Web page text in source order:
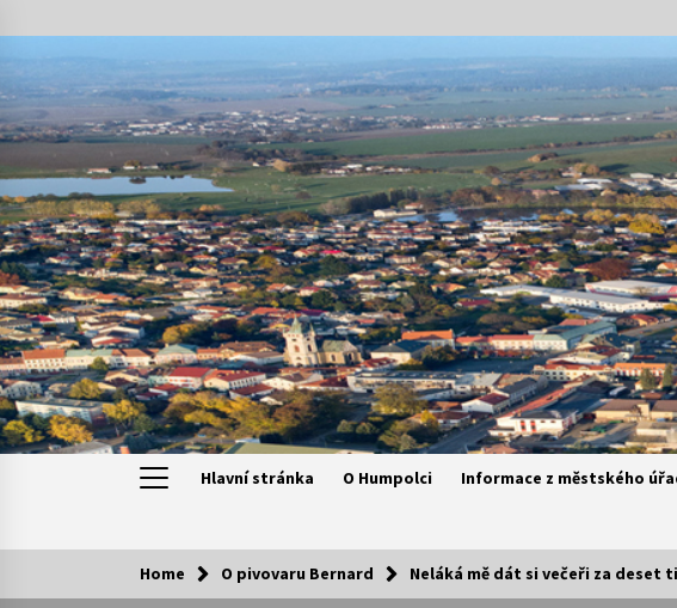
to
Hlavní stránka O Humpolci Informace z městského
Kam za kulturou?
Home O pivovaru Bernard Neláká mě dát si večeři za deset